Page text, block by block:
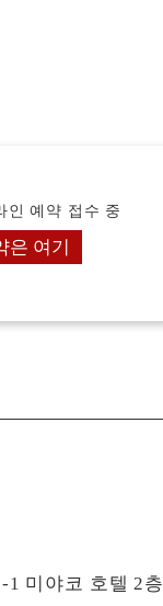
인 예약 접수 중
은 여기
1 미야코 호텔 2층